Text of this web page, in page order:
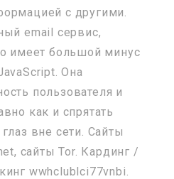
с другими.
email сервис,
имеет большой минус
Она
пользователя и
как и спрятать
вне сети. Сайты
сайты Tor. Кардинг /
wwhclublci77vnbi.